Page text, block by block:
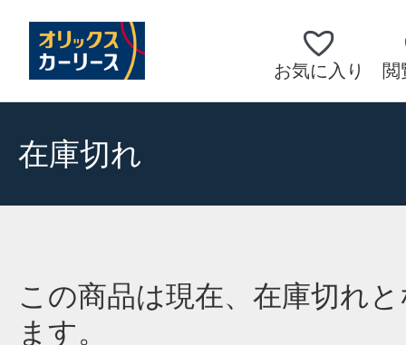
お気に入り 閲
在庫切れ
この商品は現在、在庫切れ
ます。